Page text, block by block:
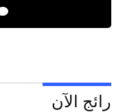
رائج الآن